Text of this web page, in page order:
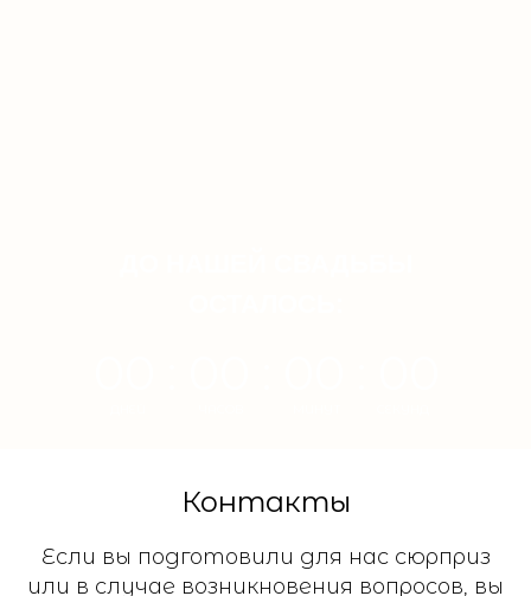
Контакты
Если вы подготовили для нас сюрприз
или в случае возникновения вопросов, вы